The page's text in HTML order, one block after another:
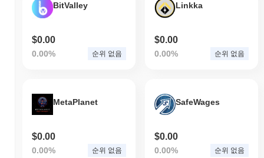
BitValley
$0.00
0.00% 순위 없음
Linkka
$0.00
0.00% 순위 없음
MetaPlanet
$0.00
0.00% 순위 없음
SafeWages
$0.00
0.00% 순위 없음